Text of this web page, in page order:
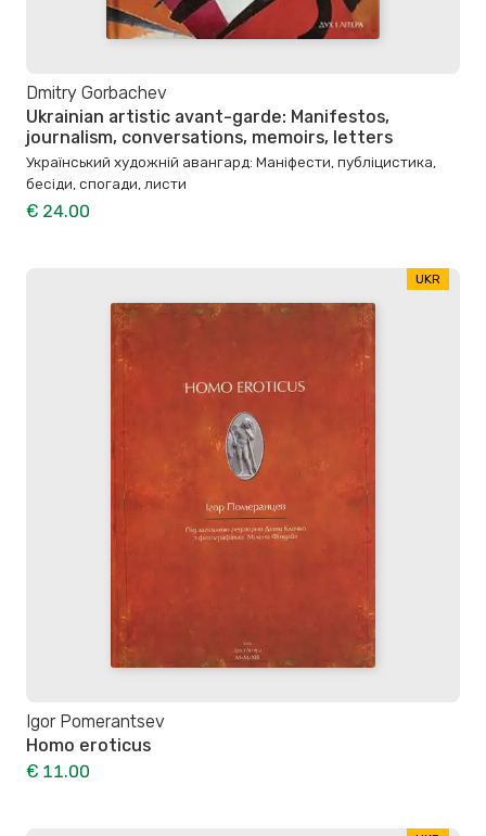
Dmitry Gorbachev
Ukrainian artistic avant-garde: Manifestos,
journalism, conversations, memoirs, letters
Український художній авангард: Маніфести, публіцистика,
бесіди, спогади, листи
€ 24.00
UKR
Igor Pomerantsev
Homo eroticus
€ 11.00